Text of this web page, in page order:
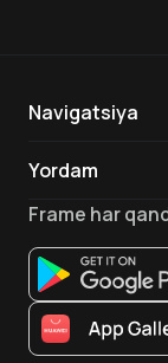
Navigatsiya
Yordam
Aloqa
Ilovalar
Frame har